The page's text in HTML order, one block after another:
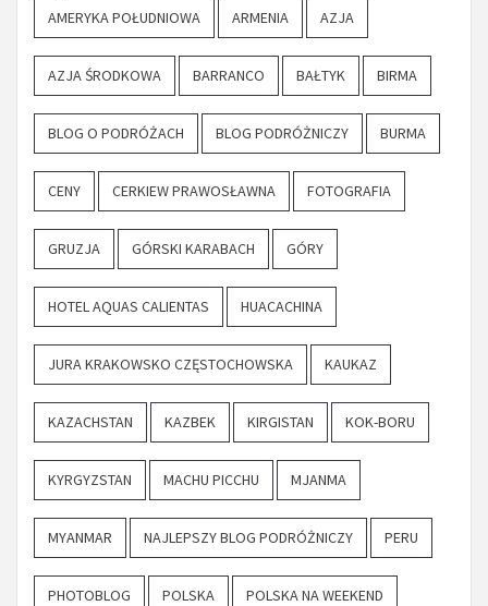
AMERYKA POŁUDNIOWA ARMENIA AZJA
AZJA ŚRODKOWA BARRANCO BAŁTYK BIRMA
BLOG O PODRÓŻACH BLOG PODRÓŻNICZY BURMA
CENY CERKIEW PRAWOSŁAWNA FOTOGRAFIA
GRUZJA GÓRSKI KARABACH GÓRY
HOTEL AQUAS CALIENTAS HUACACHINA
JURA KRAKOWSKO CZĘSTOCHOWSKA KAUKAZ
KAZACHSTAN KAZBEK KIRGISTAN KOK-BORU
KYRGYZSTAN MACHU PICCHU MJANMA
MYANMAR NAJLEPSZY BLOG PODRÓŻNICZY PERU
PHOTOBLOG POLSKA POLSKA NA WEEKEND